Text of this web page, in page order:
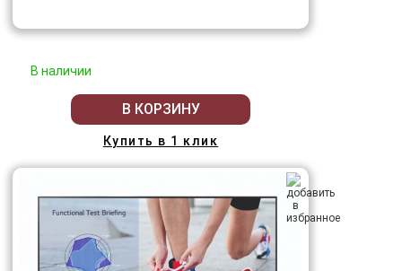
В наличии
В КОРЗИНУ
Купить в 1 клик